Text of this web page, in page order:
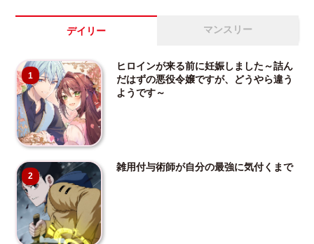
デイリー マンスリー
1
ヒロインが来る前に妊娠しました～詰ん
だはずの悪役令嬢ですが、どうやら違う
ようです～
2
雑用付与術師が自分の最強に気付くまで